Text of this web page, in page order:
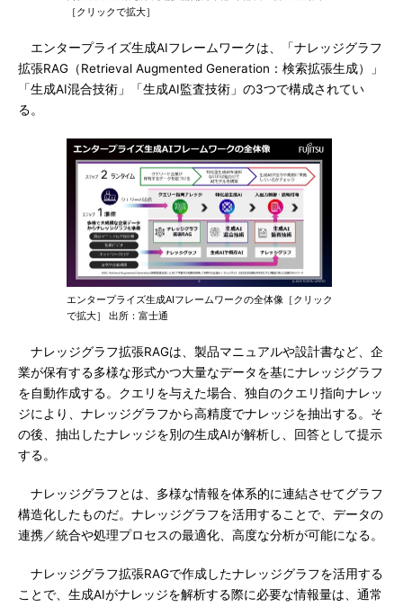
［クリックで拡大］
エンタープライズ生成AIフレームワークは、「ナレッジグラフ
拡張RAG（Retrieval Augmented Generation：検索拡張生成）」
「生成AI混合技術」「生成AI監査技術」の3つで構成されてい
る。
エンタープライズ生成AIフレームワークの全体像［クリック
で拡大］ 出所：富士通
ナレッジグラフ拡張RAGは、製品マニュアルや設計書など、企
業が保有する多様な形式かつ大量なデータを基にナレッジグラフ
を自動作成する。クエリを与えた場合、独自のクエリ指向ナレッ
ジにより、ナレッジグラフから高精度でナレッジを抽出する。そ
の後、抽出したナレッジを別の生成AIが解析し、回答として提示
する。
ナレッジグラフとは、多様な情報を体系的に連結させてグラフ
構造化したものだ。ナレッジグラフを活用することで、データの
連携／統合や処理プロセスの最適化、高度な分析が可能になる。
ナレッジグラフ拡張RAGで作成したナレッジグラフを活用する
ことで、生成AIがナレッジを解析する際に必要な情報量は、通常